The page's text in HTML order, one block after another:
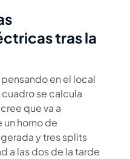
tras la
en el local
cuadro se calcula
que va a
un horno de
y tres splits
a las dos de la tarde